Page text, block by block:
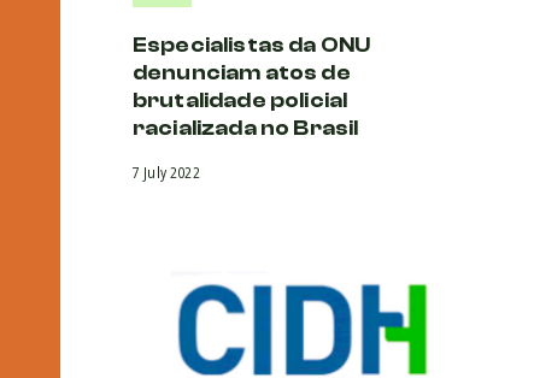
Especialistas da ONU
denunciam atos de
brutalidade policial
racializada no Brasil
7 July 2022